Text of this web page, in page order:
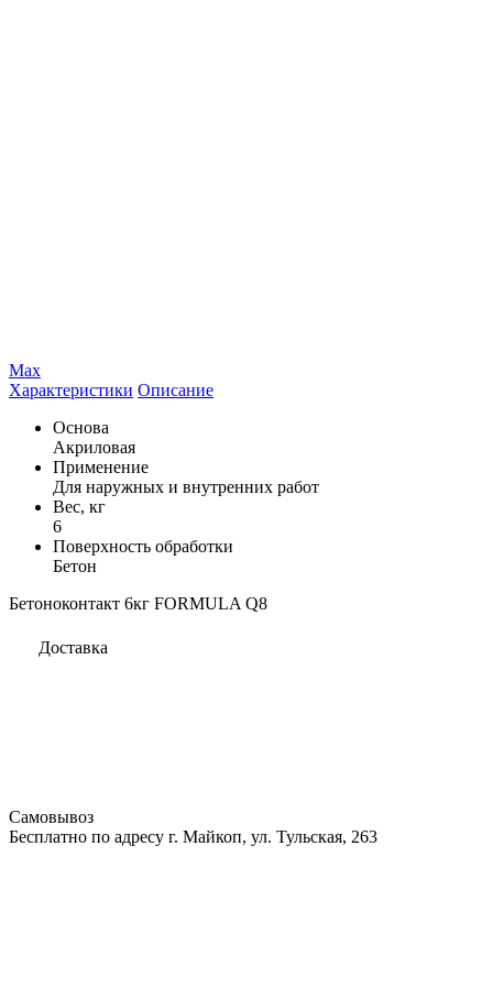
Max
Характеристики Описание
Основа
Акриловая
Применение
Для наружных и внутренних работ
Вес, кг
6
Поверхность обработки
Бетон
Бетоноконтакт 6кг FORMULA Q8
Доставка
Самовывоз
Бесплатно по адресу г. Майкоп, ул. Тульская, 263